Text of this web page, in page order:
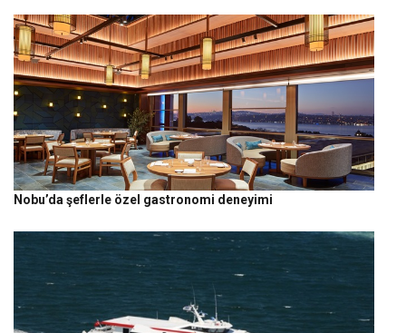
Nobu’da şeflerle özel gastronomi deneyimi